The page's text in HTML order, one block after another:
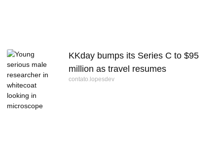
KKday bumps its Series C to $95
million as travel resumes
contato.lopesdev